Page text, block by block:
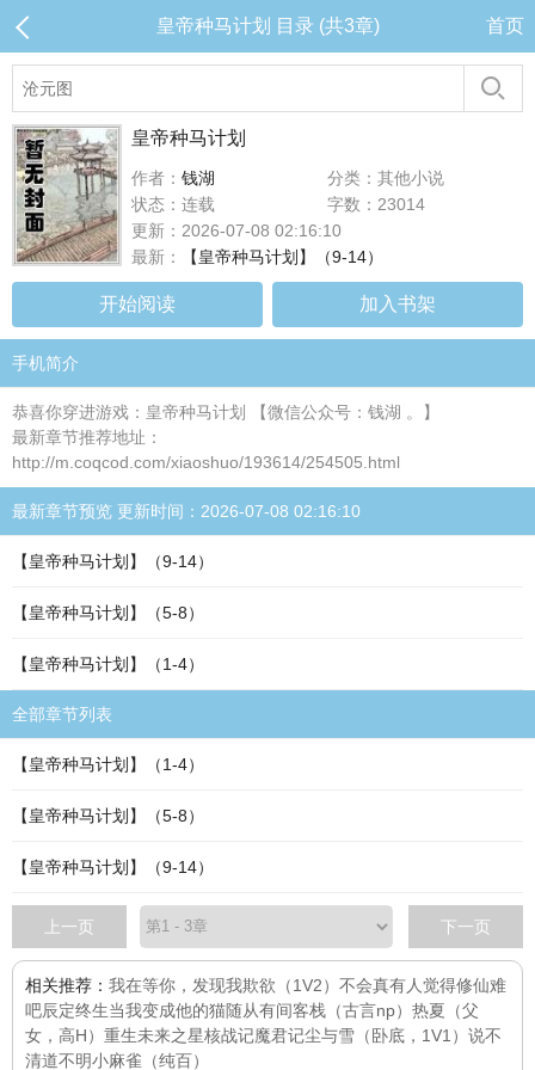
皇帝种马计划 目录 (共3章) 首页
皇帝种马计划
作者： 钱湖
分类：其他小说
状态：连载
字数：23014
更新：2026-07-08 02:16:10
最新：
【皇帝种马计划】（9-14）
开始阅读 加入书架
手机简介
恭喜你穿进游戏：皇帝种马计划 【微信公众号：钱湖 。】
最新章节推荐地址：
http://m.coqcod.com/xiaoshuo/193614/254505.html
最新章节预览 更新时间：2026-07-08 02:16:10
【皇帝种马计划】（9-14）
【皇帝种马计划】（5-8）
【皇帝种马计划】（1-4）
全部章节列表
【皇帝种马计划】（1-4）
【皇帝种马计划】（5-8）
【皇帝种马计划】（9-14）
上一页 下一页
相关推荐： 我在等你，发现我欺欲（1V2） 不会真有人觉得修仙难
吧辰定终生当我变成他的猫随从有间客栈（古言np） 热夏（父
女，高H） 重生未来之星核战记魔君记尘与雪（卧底，1V1） 说不
清道不明小麻雀（纯百）